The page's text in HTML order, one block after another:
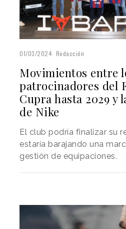
01/03/2024 Redacción
Movimientos entre
patrocinadores del
Cupra hasta 2029 y
de Nike
El club podría finalizar su
estaría barajando una
gestión de equipaciones.